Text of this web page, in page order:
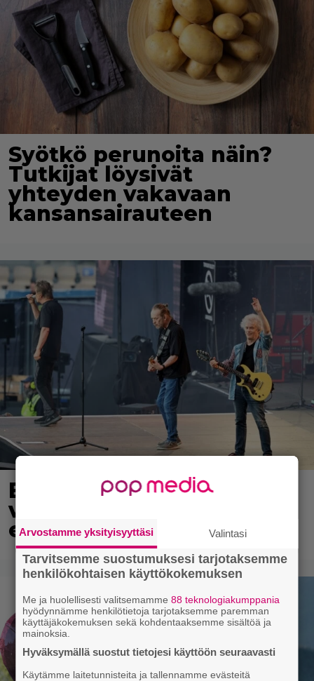
Syötkö perunoita näin?
Tutkijat löysivät
yhteyden vakavaan
kansansairauteen
Eppu Normaalin
viimeinen konsertti
esitetään Ylellä
Arvostamme yksityisyyttäsi Valintasi
Tarvitsemme suostumuksesi tarjotaksemme
henkilökohtaisen käyttökokemuksen
Me ja huolellisesti valitsemamme88 teknologiakumppania
hyödynnämme henkilötietoja tarjotaksemme paremman
käyttäjäkokemuksen sekä kohdentaaksemme sisältöä ja
mainoksia.
Hyväksymällä suostut tietojesi käyttöön seuraavasti
Käytämme laitetunnisteita ja tallennamme evästeitä